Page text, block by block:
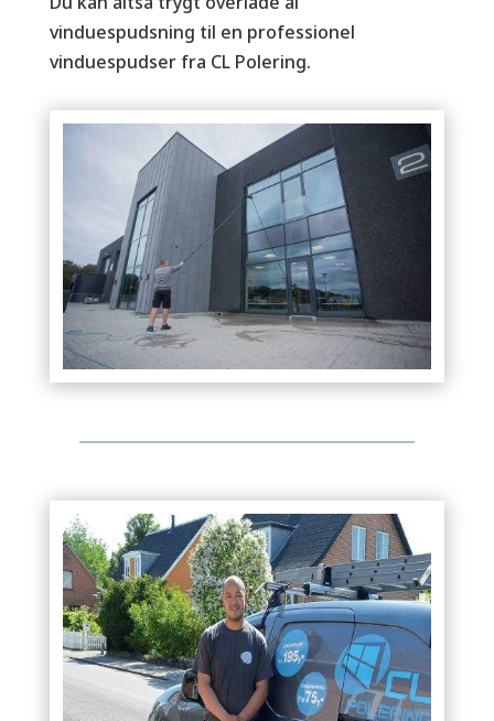
vinduespudsning til en professionel
vinduespudser fra CL Polering.